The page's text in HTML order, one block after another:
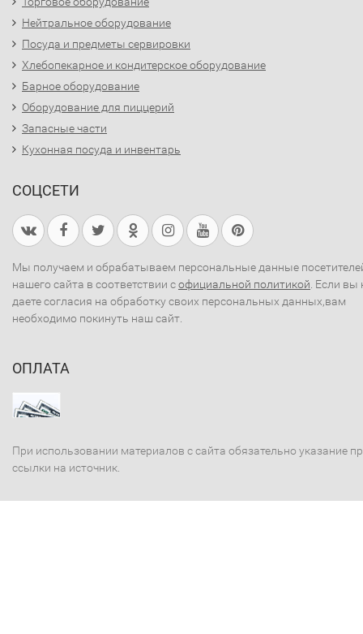
Нейтральное оборудование
Посуда и предметы сервировки
Хлебопекарное и кондитерское оборудование
Барное оборудование
Оборудование для пиццерий
Запасные части
Кухонная посуда и инвентарь
СОЦСЕТИ
Мы получаем и обрабатываем персональные данные
нашего сайта в соответствии софициальной политикой . Если вы
даете согласия на обработку своих персональных данных,вам
необходимо покинуть наш сайт.
ОПЛАТА
При использовании материалов с сайта обязательно указание
ссылки на источник.